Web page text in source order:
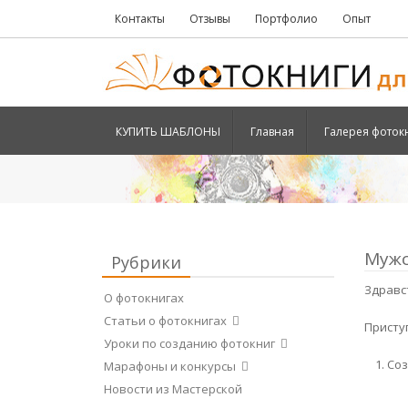
Контакты Отзывы Портфолио Опыт
КУПИТЬ ШАБЛОНЫ Главная Галерея
Рубрики
О фотокнигах
Статьи о фотокнигах
Уроки по созданию фотокниг
Марафоны и конкурсы
Новости из Мастерской